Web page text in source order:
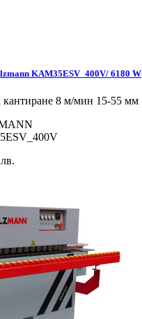
KAM35ESV_400V/ 6180 W
кантиране 8 м/мин 15-55 мм